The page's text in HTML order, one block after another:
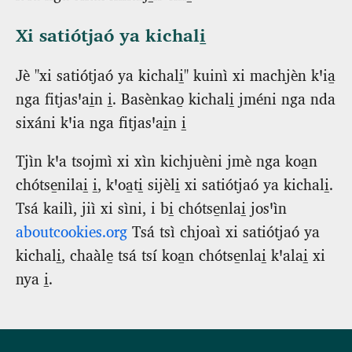
Xi satiótjaó ya kichali̱
Jè "xi satiótjaó ya kichali̱" kuinì xi machjèn kꞌia̱
nga fitjasꞌai̱n i̱. Basènkao̱ kichali̱ jméni nga nda
sixáni kꞌia nga fitjasꞌai̱n i̱
Tjìn kꞌa tsojmì xi xìn kichjuèni jmè nga koa̱n
chótse̱nilai̱ i̱, kꞌoa̱ti̱ sijèli̱ xi satiótjaó ya kichali̱.
Tsá kailì, jiì xi sìni, i bi̱ chótse̱nlai̱ josꞌìn
aboutcookies.org Tsá tsì chjoaì xi satiótjaó ya
kichali̱, chaàle̱ tsá tsí koa̱n chótse̱nlai̱ kꞌalai̱ xi
nya i̱.